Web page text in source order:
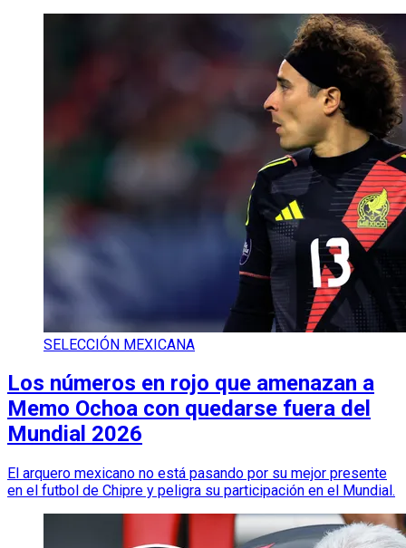
SELECCIÓN MEXICANA
Los números en rojo que amenazan a
Memo Ochoa con quedarse fuera del
Mundial 2026
El arquero mexicano no está pasando por su mejor presente
en el futbol de Chipre y peligra su participación en el Mundial.